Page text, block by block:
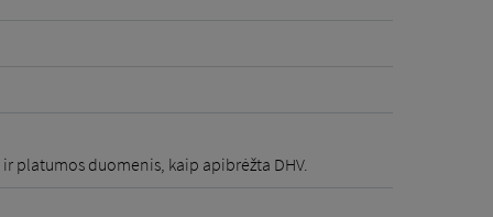
platumos duomenis, kaip apibrėžta DHV.